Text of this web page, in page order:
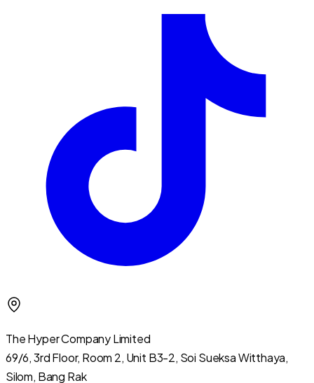
The Hyper Company Limited
69/6, 3rd Floor, Room 2, Unit B3-2, Soi Sueksa Witthaya,
Silom, Bang Rak